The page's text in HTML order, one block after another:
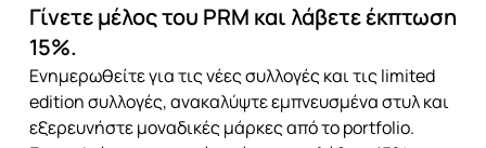
Γίνετε μέλος του PRM και λάβετε έκπτωση
15%.
Ενημερωθείτε για τις νέες συλλογές και τις limited
edition συλλογές, ανακαλύψτε εμπνευσμένα στυλ και
εξερευνήστε μοναδικές μάρκες από το portfolio.